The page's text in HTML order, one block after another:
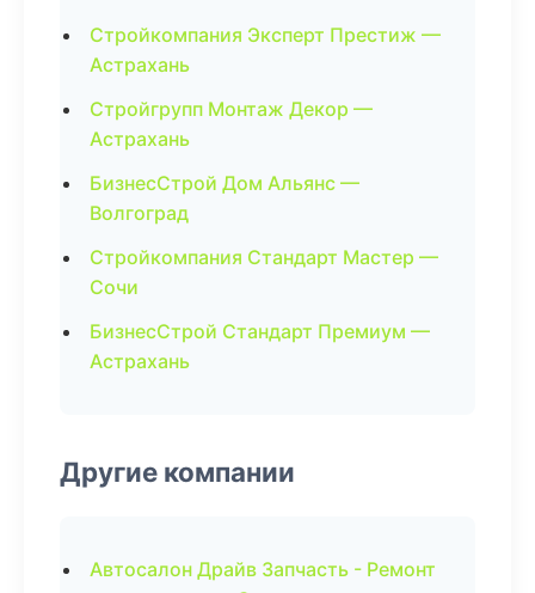
Стройкомпания Эксперт Престиж —
Астрахань
Стройгрупп Монтаж Декор —
Астрахань
БизнесСтрой Дом Альянс —
Волгоград
Стройкомпания Стандарт Мастер —
Сочи
БизнесСтрой Стандарт Премиум —
Астрахань
Другие компании
Автосалон Драйв Запчасть - Ремонт